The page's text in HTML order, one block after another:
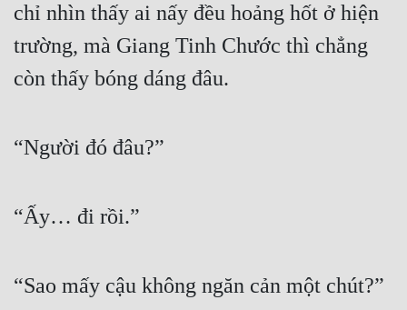
chỉ nhìn thấy ai nấy đều hoảng hốt ở hiện
trường, mà Giang Tinh Chước thì chẳng
còn thấy bóng dáng đâu.
“Người đó đâu?”
“Ấy… đi rồi.”
“Sao mấy cậu không ngăn cản một chút?”